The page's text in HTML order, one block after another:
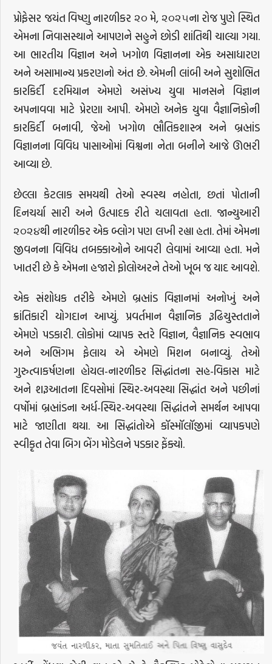
પ્રોફેસર જયંત વિષ્ણુ નારળીકર ૨૦ મે, ૨૦૨૫ના રોજ પુણે સ્થિત
એમના નિવાસસ્થાને આપણને સહુને છોડી શાંતિથી ચાલ્યા ગયા.
આ ભારતીય વિજ્ઞાન અને ખગોળ વિજ્ઞાનના એક અસાધારણ
અને અસામાન્ય પ્રકરણનો અંત છે. એમની લાંબી અને સુશોભિત
કારકિર્દી દરમિયાન એમણે અસંખ્ય યુવા માનસને વિજ્ઞાન
અપનાવવા માટે પ્રેરણા આપી. એમણે અનેક યુવા વૈજ્ઞાનિકોની
કારકિર્દી બનાવી, જેઓ ખગોળ ભૌતિકશાસ્ત્ર અને બ્રહ્માંડ
વિજ્ઞાનના વિવિધ પાસાઓમાં વિશ્વના નેતા બનીને આજે ઊભરી
આવ્યા છે.
છેલ્લા કેટલાક સમયથી તેઓ સ્વસ્થ નહોતા, છતાં પોતાની
દિનચર્યા સારી અને ઉત્પાદક રીતે ચલાવતા હતા. જાન્યુઆરી
૨૦૨૪થી નારળીકર એક બ્લોગ પણ લખી રહ્યા હતા. તેમાં એમના
જીવનના વિવિધ તબક્કાઓને આવરી લેવામાં આવ્યા હતા. મને
ખાતરી છે કે એમના હજારો ફોલોઅરને તેઓ ખૂબ જ યાદ આવશે.
એક સંશોધક તરીકે એમણે બ્રહ્માંડ વિજ્ઞાનમાં અનોખું અને
ક્રાંતિકારી યોગદાન આપ્યું. પ્રવર્તમાન વૈજ્ઞાનિક રૂઢિચુસ્તતાને
એમણે પડકારી. લોકોમાં વ્યાપક સ્તરે વિજ્ઞાન, વૈજ્ઞાનિક સ્વભાવ
અને અભિગમ ફેલાય એ એમણે મિશન બનાવ્યું. તેઓ
ગુરુત્વાકર્ષણના હોયલ-નારળીકર સિદ્ધાંતના સહ-વિકાસ માટે
અને શરૂઆતના દિવસોમાં સ્થિર-અવસ્થા સિદ્ધાંત અને પછીનાં
વર્ષોમાં બ્રહ્માંડના અર્ધ-સ્થિર-અવસ્થા સિદ્ધાંતને સમર્થન આપવા
માટે જાણીતા થયા. આ સિદ્ધાંતોએ કૉસ્મૉલૉજીમાં વ્યાપકપણે
સ્વીકૃત તેવા બિગ બેંગ મોડેલને પડકાર ફેંક્યો.